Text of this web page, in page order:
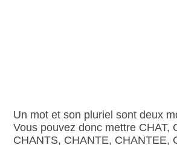
Un mot et son pluriel sont deux
Vous pouvez donc mettre CHAT,
CHANTS, CHANTE, CHANTEE,